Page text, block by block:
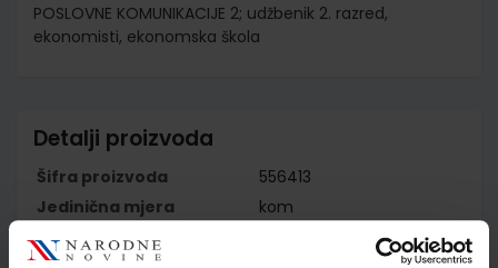
POSLOVNE KOMUNIKACIJE 2; udžbenik 2. razred,
ekonomisti, ekonomska škola
Detalji proizvoda
Šifra proizvoda
556413
Jedinična mjera
kom
Nakladnik
ALKA SCRIPT d.o.o.